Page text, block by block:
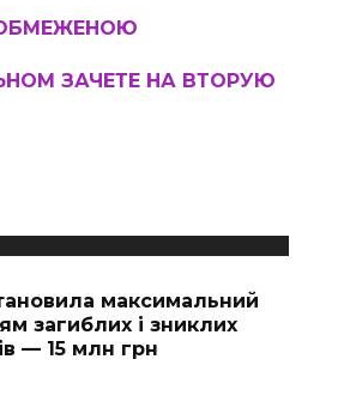
ЗАЧЕТЕ НА ВТОРУЮ
максимальний
загиблих і зниклих
— 15 млн грн